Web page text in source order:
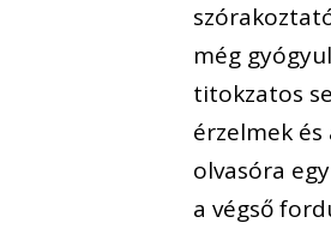
még
titokzatos
érzelmek
olvasóra
a végső